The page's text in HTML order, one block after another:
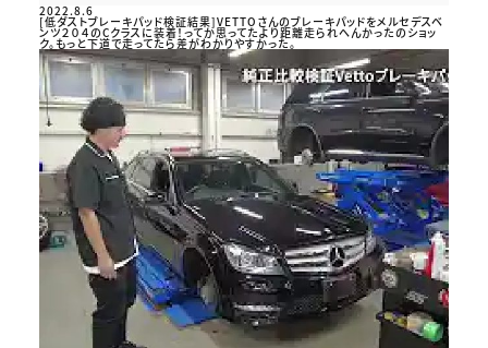
2022.8.6
[低ダストブレーキパッド検証結果]VETTOさんのブレーキパッドをメルセデスベ
ンツ２０４のCクラスに装着！ってか思ってたより距離走られへんかったのショッ
ク。もっと下道で走ってたら差がわかりやすかった。